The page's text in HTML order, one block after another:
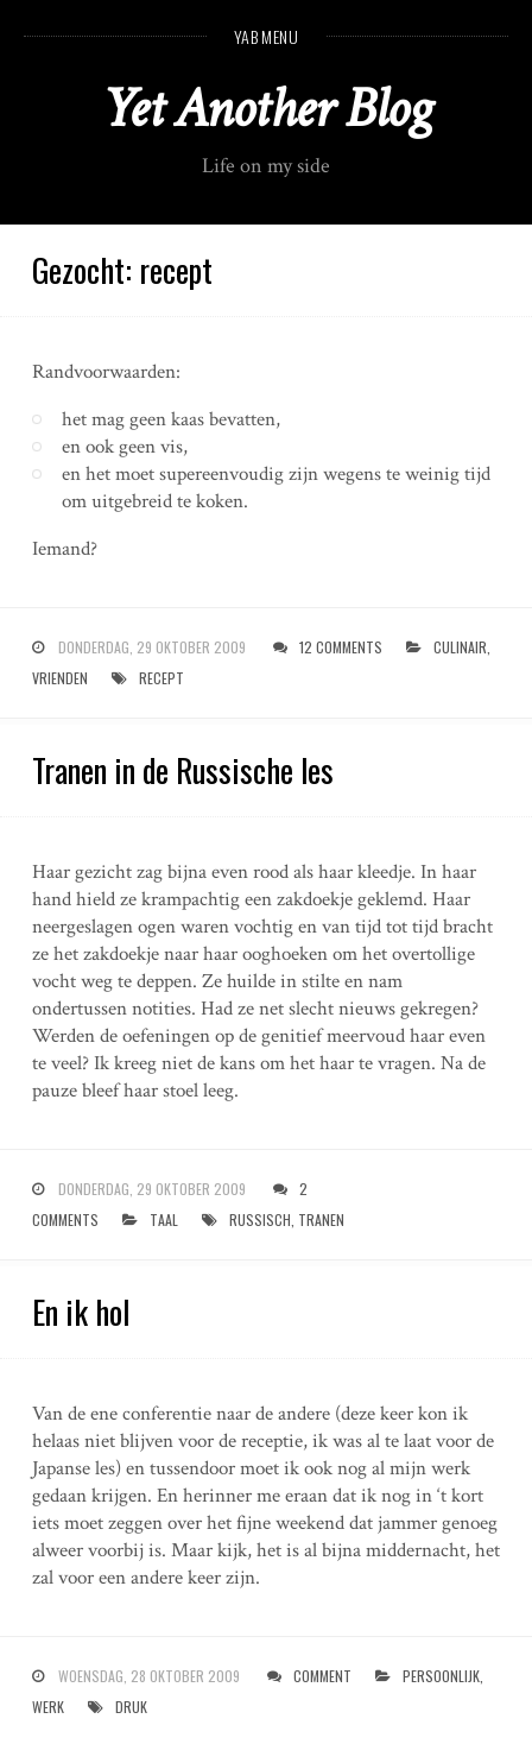
n
YAB MENU
Yet Another Blog
Life on my side
Gezocht: recept
Randvoorwaarden:
het mag geen kaas bevatten,
en ook geen vis,
en het moet supereenvoudig zijn wegens te weinig tijd
om uitgebreid te koken.
Iemand?
DONDERDAG, 29 OKTOBER 2009 12 COMMENTS CULINAIR
VRIENDEN
RECEPT
Tranen in de Russische les
Haar gezicht zag bijna even rood als haar kleedje. In haar
hand hield ze krampachtig een zakdoekje geklemd. Haar
neergeslagen ogen waren vochtig en van tijd tot tijd bracht
ze het zakdoekje naar haar ooghoeken om het overtollige
vocht weg te deppen. Ze huilde in stilte en nam
ondertussen notities. Had ze net slecht nieuws gekregen?
Werden de oefeningen op de genitief meervoud haar even
te veel? Ik kreeg niet de kans om het haar te vragen. Na de
pauze bleef haar stoel leeg.
DONDERDAG, 29 OKTOBER 2009
2
COMMENTS
TAAL RUSSISCH TRANEN
En ik hol
Van de ene conferentie naar de andere (deze keer kon ik
helaas niet blijven voor de receptie, ik was al te laat voor de
Japanse les) en tussendoor moet ik ook nog al mijn werk
gedaan krijgen. En herinner me eraan dat ik nog in ‘t kort
iets moet zeggen over het fijne weekend dat jammer genoeg
alweer voorbij is. Maar kijk, het is al bijna middernacht, het
zal voor een andere keer zijn.
WOENSDAG, 28 OKTOBER 2009 COMMENT PERSOONLIJK,
WERK
DRUK